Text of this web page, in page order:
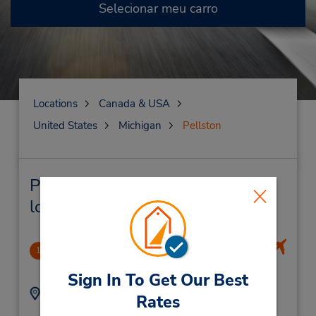
Sign In To Get Our Best
Rates
Selecionar meu carro
Locations
Canada & USA
United States
Michigan Pellston
Pellston Locação de veículo e
lojas próximas
1 Pellston Regional Airport
Endereço: